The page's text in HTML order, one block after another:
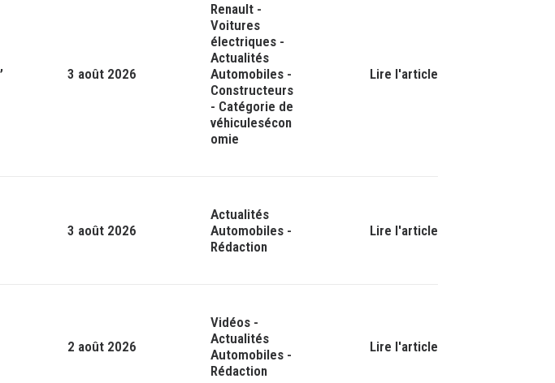
3 août 2026
Renault -
Voitures
électriques -
Actualités
Automobiles -
Constructeurs
- Catégorie de
véhiculesécon
omie
Lire l'article
3 août 2026
Actualités
Automobiles -
Rédaction
Lire l'article
2 août 2026
Vidéos -
Actualités
Automobiles -
Rédaction
Lire l'article